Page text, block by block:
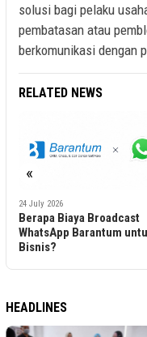
solusi bagi pelaku
pembatasan atau
berkomunikasi dengan
RELATED NEWS
«
24 July 2026
Berapa Biaya Broadcast
WhatsApp Barantum
Bisnis?
HEADLINES